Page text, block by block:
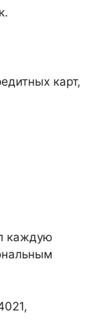
карт,
каждую